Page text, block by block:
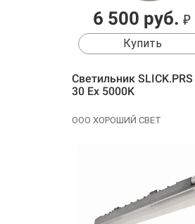
6 500 руб. ₽
Купить
Cветильник SLICK.PRS
30 Ex 5000K
ООО ХОРОШИЙ СВЕТ